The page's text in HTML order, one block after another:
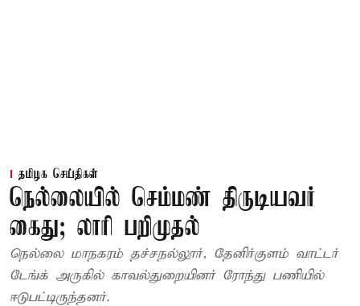
தமிழக செய்திகள்
நெல்லையில் செம்மண் திருடியவர்
கைது; லாரி பறிமுதல்
நெல்லை மாநகரம் தச்சநல்லூர், தேனிர்குளம் வாட்டர்
டேங்க் அருகில் காவல்துறையினர் ரோந்து பணியில்
ஈடுபட்டிருந்தனர்.